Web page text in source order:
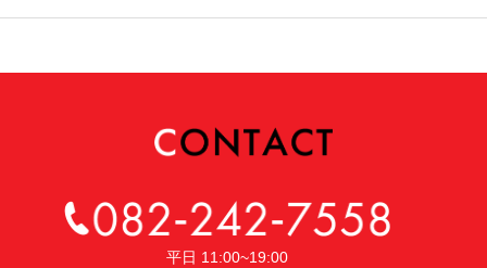
平日 11:00~19:00